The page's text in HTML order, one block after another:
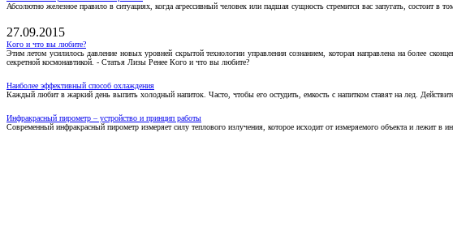
Абсолютно железное правило в ситуациях, когда агрессивный человек или падшая сущность стремится вас запугать, состоит в
27.09.2015
Кого и что вы любите?
Этим летом усилилось давление новых уровней скрытой технологии управления сознанием, которая направлена на более
секретной космонавтикой. - Статья Лизы Ренее Кого и что вы любите?
Наиболее эффективный способ охлаждения
Каждый любит в жаркий день выпить холодный напиток. Часто, чтобы его остудить, емкость с напитком ставят на лед.
Инфракрасный пирометр – устройство и принцип работы
Современный инфракрасный пирометр измеряет силу теплового излучения, которое исходит от измеряемого объекта и лежит в